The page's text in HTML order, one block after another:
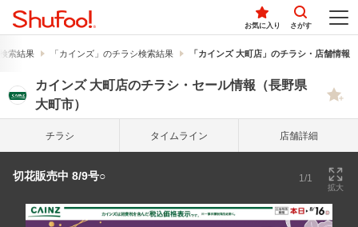
お気に入り さがす
索結果 「カインズ」のチラシ検索結果 「カインズ 大町店」のチラシ・店舗情報
カインズ 大町店のチラシ・セール情報（長野県
大町市）
チラシ タイム ライン 店舗詳細
切花販売中 8/9号○ 1/1
拡大